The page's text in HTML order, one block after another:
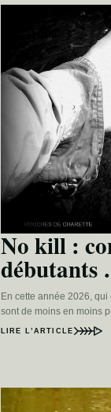
No kill :
débutants
En cette année 2026,
sont de moins en moins
LIRE L’ARTICLE